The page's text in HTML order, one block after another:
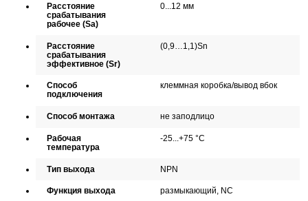
Расстояние
срабатывания
рабочее (Sa)
0...12 мм
Расстояние
срабатывания
эффективное (Sr)
(0,9…1,1)Sn
Способ
подключения
клеммная коробка/вывод вбок
Способ монтажа не заподлицо
Рабочая
температура
-25...+75 °C
Тип выхода NPN
Функция выхода размыкающий, NC